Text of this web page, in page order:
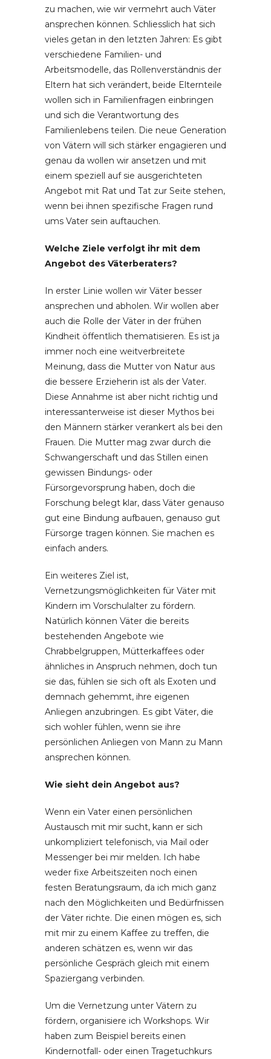
zu machen, wie wir vermehrt auch Väter
ansprechen können. Schliesslich hat sich
vieles getan in den letzten Jahren: Es gibt
verschiedene Familien- und
Arbeitsmodelle, das Rollenverständnis der
Eltern hat sich verändert, beide Elternteile
wollen sich in Familienfragen einbringen
und sich die Verantwortung des
Familienlebens teilen. Die neue Generation
von Vätern will sich stärker engagieren und
genau da wollen wir ansetzen und mit
einem speziell auf sie ausgerichteten
Angebot mit Rat und Tat zur Seite stehen,
wenn bei ihnen spezifische Fragen rund
ums Vater sein auftauchen.
Welche Ziele verfolgt ihr mit dem
Angebot des Väterberaters?
In erster Linie wollen wir Väter besser
ansprechen und abholen. Wir wollen aber
auch die Rolle der Väter in der frühen
Kindheit öffentlich thematisieren. Es ist ja
immer noch eine weitverbreitete
Meinung, dass die Mutter von Natur aus
die bessere Erzieherin ist als der Vater.
Diese Annahme ist aber nicht richtig und
interessanterweise ist dieser Mythos bei
den Männern stärker verankert als bei den
Frauen. Die Mutter mag zwar durch die
Schwangerschaft und das Stillen einen
gewissen Bindungs- oder
Fürsorgevorsprung haben, doch die
Forschung belegt klar, dass Väter genauso
gut eine Bindung aufbauen, genauso gut
Fürsorge tragen können. Sie machen es
einfach anders.
Ein weiteres Ziel ist,
Vernetzungsmöglichkeiten für Väter mit
Kindern im Vorschulalter zu fördern.
Natürlich können Väter die bereits
bestehenden Angebote wie
Chrabbelgruppen, Mütterkaffees oder
ähnliches in Anspruch nehmen, doch tun
sie das, fühlen sie sich oft als Exoten und
demnach gehemmt, ihre eigenen
Anliegen anzubringen. Es gibt Väter, die
sich wohler fühlen, wenn sie ihre
persönlichen Anliegen von Mann zu Mann
ansprechen können.
Wie sieht dein Angebot aus?
Wenn ein Vater einen persönlichen
Austausch mit mir sucht, kann er sich
unkompliziert telefonisch, via Mail oder
Messenger bei mir melden. Ich habe
weder fixe Arbeitszeiten noch einen
festen Beratungsraum, da ich mich ganz
nach den Möglichkeiten und Bedürfnissen
der Väter richte. Die einen mögen es, sich
mit mir zu einem Kaffee zu treffen, die
anderen schätzen es, wenn wir das
persönliche Gespräch gleich mit einem
Spaziergang verbinden.
Um die Vernetzung unter Vätern zu
fördern, organisiere ich Workshops. Wir
haben zum Beispiel bereits einen
Kindernotfall- oder einen Tragetuchkurs